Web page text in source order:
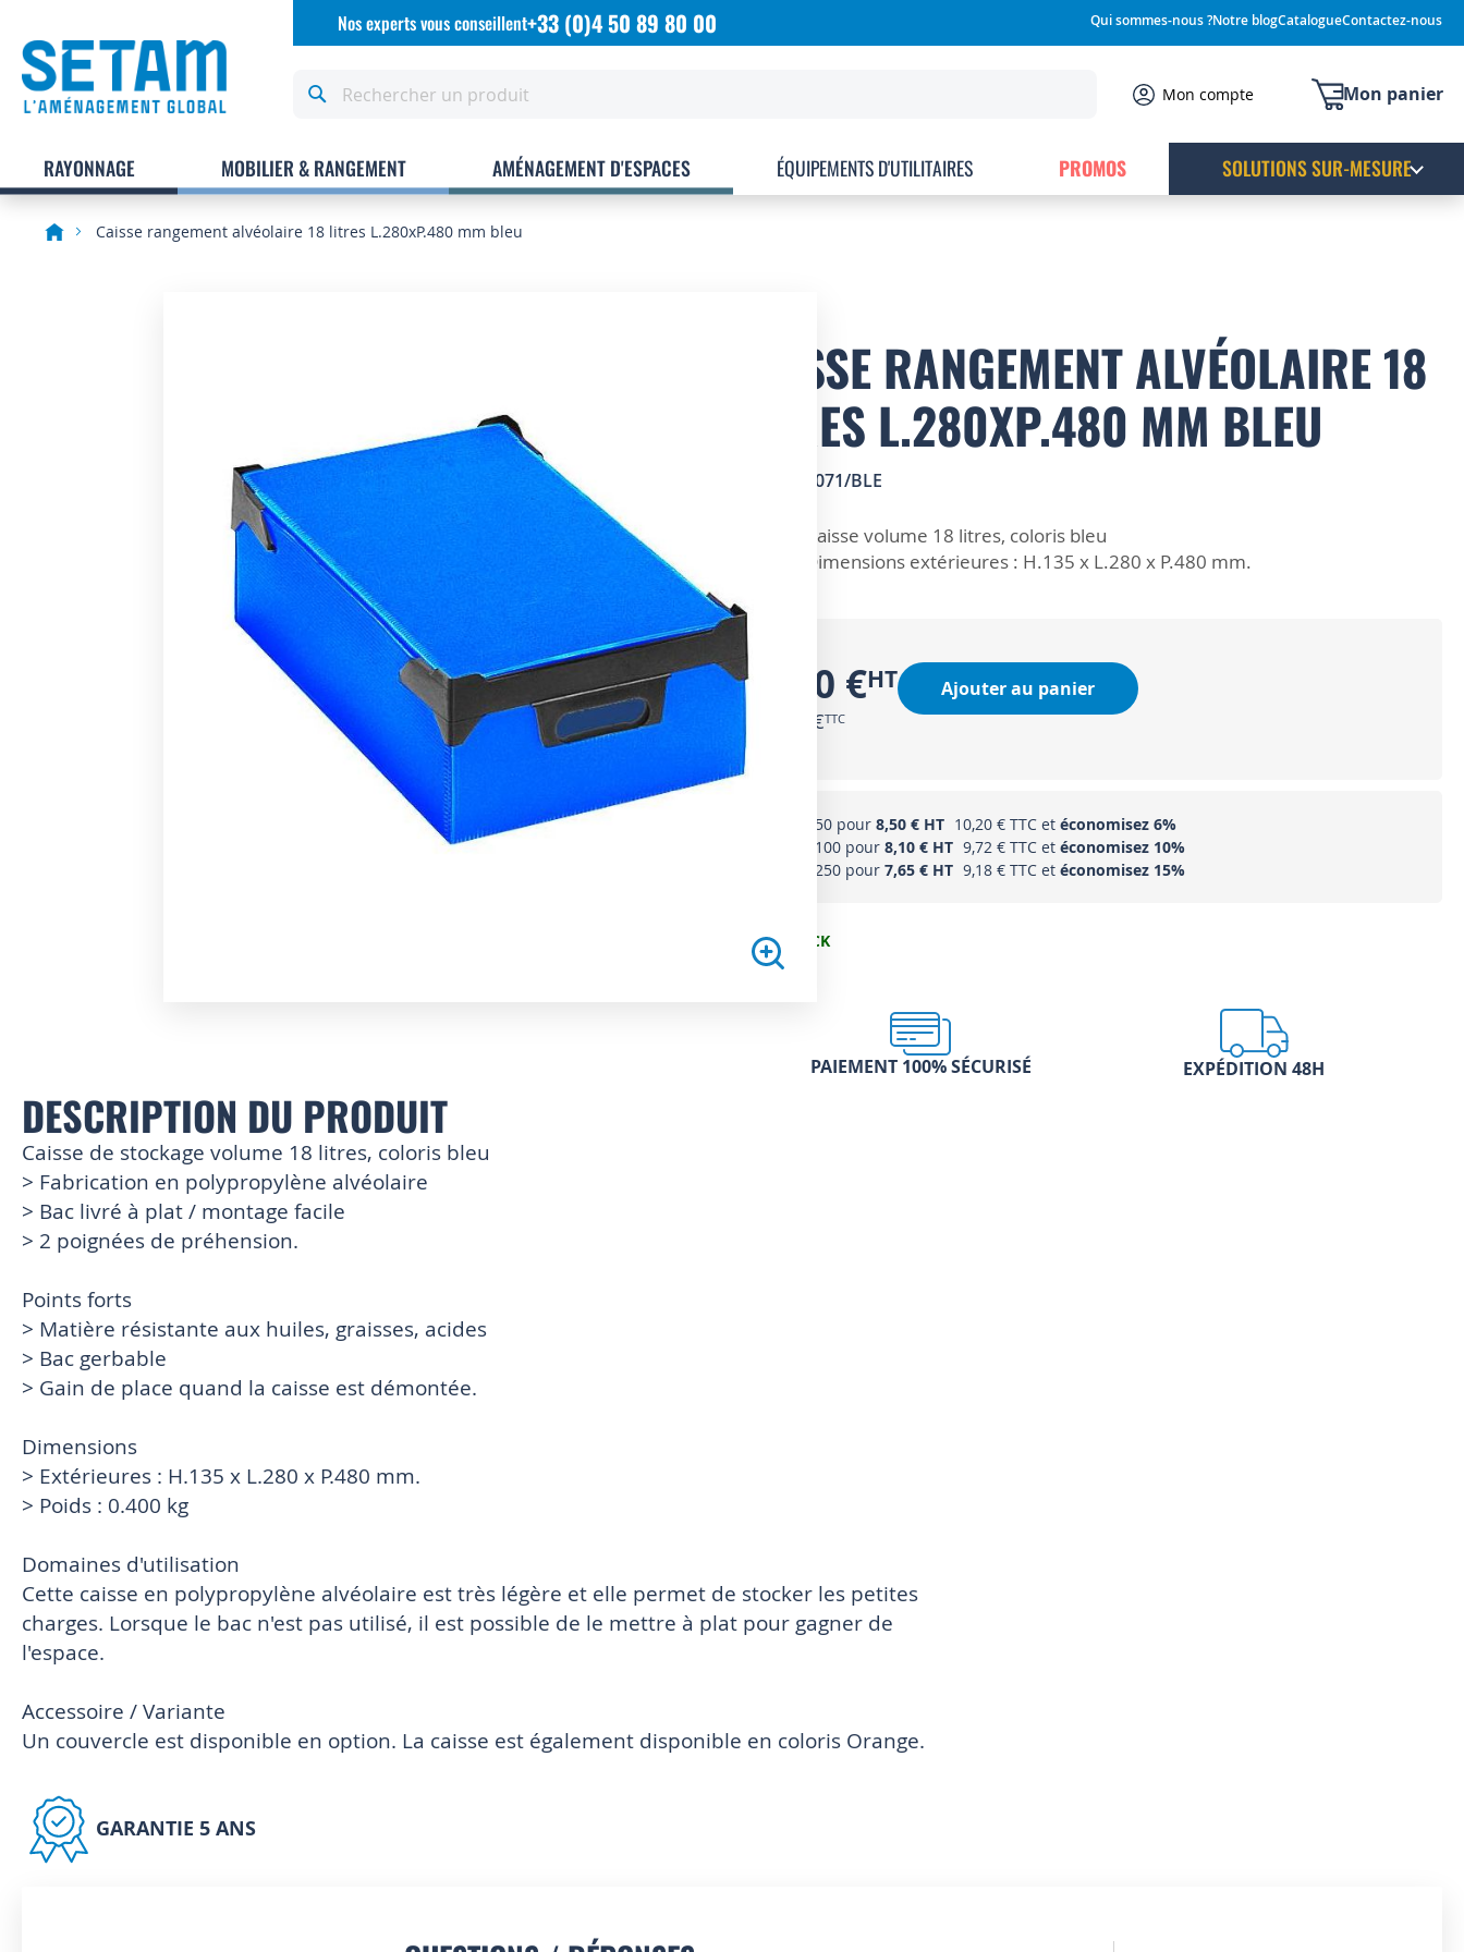
Allez
Qui sommes-nous ?Notre blogCatalogueContactez-nous
Nos experts vous conseillent+33 (0)4 50 89 80 00
Mon panier
Mon compte
RAYONNAGE MOBILIER & RANGEMENT AMÉNAGEMENT D'ESPACES ÉQUIPEMENTS D'UTILITAIRES PROMOS SOLUTIONS SUR-MESURE
Caisse rangement alvéolaire 18 litres L.280xP.480 mm bleu
of
images
gallery
CAISSE RANGEMENT ALVÉOLAIRE 18
LITRES L.280XP.480 MM BLEU
8502071/BLE
Caisse volume 18 litres, coloris bleu
Dimensions extérieures : H.135 x L.280 x P.480 mm.
9,00 €
10,80 €
Ajouter au panier
Acheter 50 pour 8,50 € 10,20 € et économisez 6%
Acheter 100 pour 8,10 € 9,72 € et économisez 10%
Acheter 250 pour 7,65 € 9,18 € et économisez 15%
EN STOCK
PAIEMENT 100% SÉCURISÉ EXPÉDITION 48H
DESCRIPTION DU PRODUIT
Caisse de stockage volume 18 litres, coloris bleu
> Fabrication en polypropylène alvéolaire
> Bac livré à plat / montage facile
> 2 poignées de préhension.
Points forts
> Matière résistante aux huiles, graisses, acides
> Bac gerbable
> Gain de place quand la caisse est démontée.
Dimensions
> Extérieures : H.135 x L.280 x P.480 mm.
> Poids : 0.400 kg
Domaines d'utilisation
Cette caisse en polypropylène alvéolaire est très légère et elle permet de stocker les petites
charges. Lorsque le bac n'est pas utilisé, il est possible de le mettre à plat pour gagner de
l'espace.
Accessoire / Variante
Un couvercle est disponible en option. La caisse est également disponible en coloris Orange.
GARANTIE 5 ANS